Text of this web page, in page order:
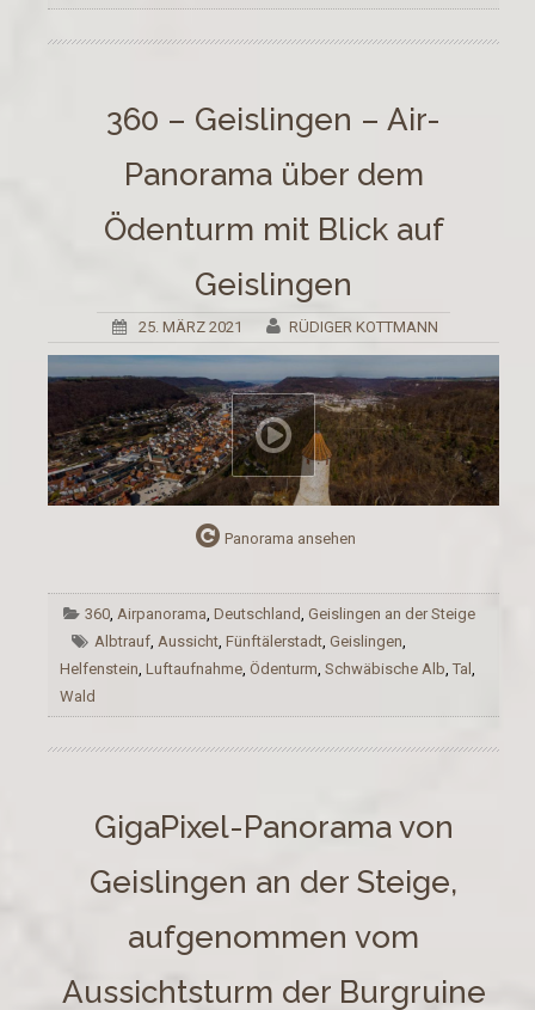
360 – Geislingen – Air-
Panorama über dem
Ödenturm mit Blick auf
Geislingen
25. MÄRZ 2021 RÜDIGER KOTTMANN
Panorama ansehen
360,Airpanorama,Deutschland,Geislingen an der Steige
Albtrauf, Aussicht, Fünftälerstadt, Geislingen,
Helfenstein, Luftaufnahme, Ödenturm, Schwäbische Alb, Tal ,
Wald
GigaPixel-Panorama von
Geislingen an der Steige,
aufgenommen vom
Aussichtsturm der Burgruine